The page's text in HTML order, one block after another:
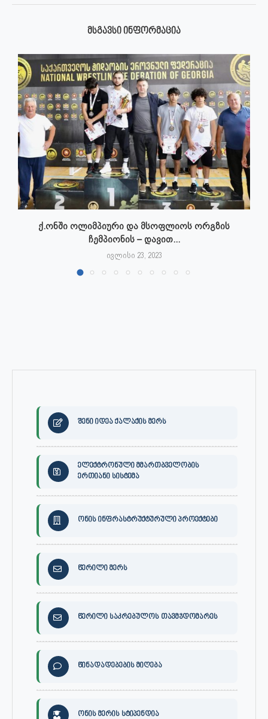
ᲛᲡᲒᲐᲕᲡᲘ ᲘᲜᲤᲝᲠᲛᲐᲪᲘᲐ
ქ.ონში ოლიმპიური და მსოფლიოს ორგზის
ჩემპიონის – დავით...
ივლისი 23, 2023
შენი იდეა ქალაქის მერს
ელექტრონული მმართბველობის
ერთიანი სისტემა
ონის ინფრასტრუქტურული პროექტები
წერილი მერს
წერილი საკრებულოს თავმჯდომარეს
წინადადებების მიღება
ონის მერის სტიპენდია